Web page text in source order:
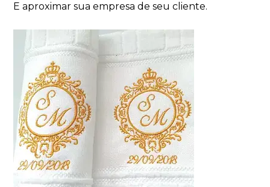
E aproximar sua empresa de seu cliente.